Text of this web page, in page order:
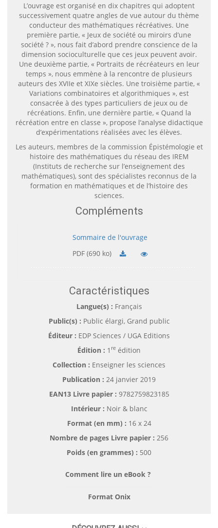
L’ouvrage est organisé en dix chapitres qui adoptent
successivement quatre angles de vue autour du thème
conducteur des mathématiques récréatives. Une
première partie, « Jeux de société ou miroirs d’une
société ? », nous fait d’abord prendre conscience de la
dimension socioculturelle que ces jeux peuvent avoir.
Une deuxième partie, « Portraits de récréateurs en leur
temps », nous emmène à la rencontre de plusieurs
auteurs des XVIIe et XIXe siècles. Une troisième partie, «
Variations combinatoires et algorithmiques », est
consacrée à des types particuliers de jeux ou de
récréations. Enfin, une dernière partie, « Quand la
récréation entre en classe », propose l’analyse didactique
d’expérimentations réalisées avec les élèves.
Les auteurs, membres de la commission Épistémologie et
histoire des mathématiques du réseau des IREM
(Instituts de recherche sur l’enseignement des
mathématiques), sont des spécialistes reconnus de la
formation en mathématiques et de l’histoire des
sciences.
Compléments
Sommaire de l'ouvrage
PDF (690 ko)
Caractéristiques
Langue(s) : Français
Public(s) : Public élargi, Grand public
Éditeur : EDP Sciences / UGA Editions
Édition : 1 re édition
Collection : Enseigner les sciences
Publication : 24 janvier 2019
EAN13 Livre papier : 9782759823185
Intérieur : Noir & blanc
Format (en mm) : 16 x 24
Nombre de pages Livre papier : 256
Poids (en grammes) : 500
Comment lire un eBook ?
Format Onix